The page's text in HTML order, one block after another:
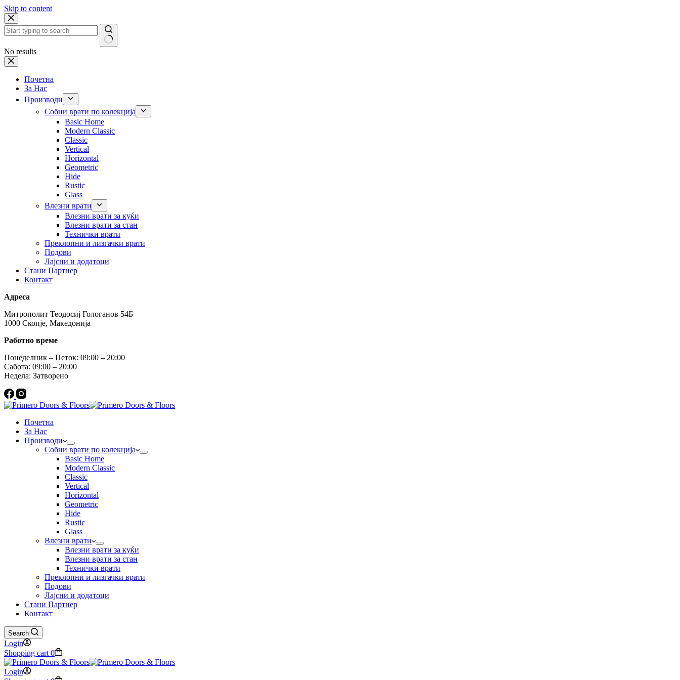
Skip to content
No results
Почетна
За Нас
Производи
Собни врати по колекција
Basic Home
Modern Classic
Classic
Vertical
Horizontal
Geometric
Hide
Rustic
Glass
Влезни врати
Влезни врати за куќи
Влезни врати за стан
Технички врати
Преклопни и лизгачки врати
Подови
Лајсни и додатоци
Стани Партнер
Контакт
Адреса
Митрополит Теодосиј Гологанов 54Б
1000 Скопје, Македонија
Работно време
Понеделник – Петок: 09:00 – 20:00
Сабота: 09:00 – 20:00
Недела: Затворено
Почетна
За Нас
Производи
Собни врати по колекција
Basic Home
Modern Classic
Classic
Vertical
Horizontal
Geometric
Hide
Rustic
Glass
Влезни врати
Влезни врати за куќи
Влезни врати за стан
Технички врати
Преклопни и лизгачки врати
Подови
Лајсни и додатоци
Стани Партнер
Контакт
Search
Login
Shopping cart 0
Login